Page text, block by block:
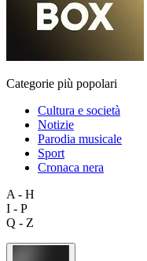
Categorie più popolari
Cultura e società
Notizie
Parodia musicale
Sport
Cronaca nera
A - H
I - P
Q - Z